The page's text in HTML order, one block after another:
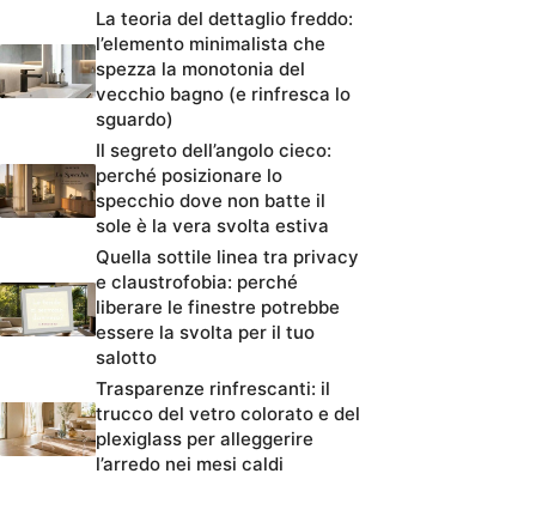
La teoria del dettaglio freddo:
l’elemento minimalista che
spezza la monotonia del
vecchio bagno (e rinfresca lo
sguardo)
Il segreto dell’angolo cieco:
perché posizionare lo
specchio dove non batte il
sole è la vera svolta estiva
Quella sottile linea tra privacy
e claustrofobia: perché
liberare le finestre potrebbe
essere la svolta per il tuo
salotto
Trasparenze rinfrescanti: il
trucco del vetro colorato e del
plexiglass per alleggerire
l’arredo nei mesi caldi